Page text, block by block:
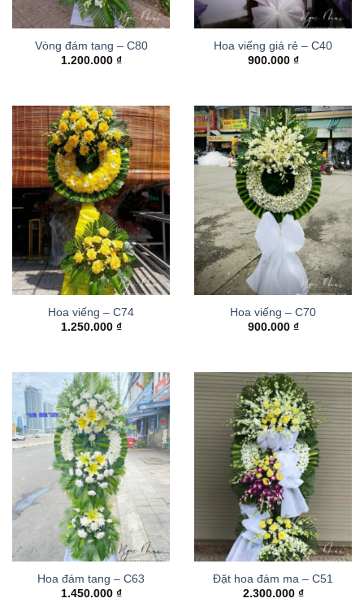
Vòng đám tang – C80
1.200.000 ₫
Hoa viếng giá rẻ – C40
900.000 ₫
Hoa viếng – C74
1.250.000 ₫
Hoa viếng – C70
900.000 ₫
Hoa đám tang – C63
1.450.000 ₫
Đặt hoa đám ma – C51
2.300.000 ₫